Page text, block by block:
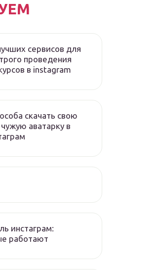
сервисов для
проведения
в instagram
скачать свою
аватарку в
инстаграм:
работают